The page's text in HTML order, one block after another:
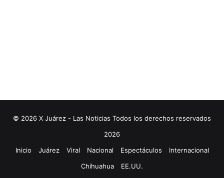
© 2026 X Juárez - Las Noticias Todos los derechos reservados
2026
Inicio
Juárez Viral Nacional Espectáculos
Internacional
Chihuahua
EE.UU.